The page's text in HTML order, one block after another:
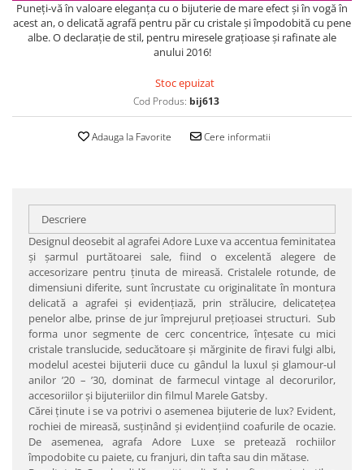
Puneţi-vă în valoare eleganţa cu o bijuterie de mare efect şi în vogă în
acest an, o delicată agrafă pentru păr cu cristale şi împodobită cu pene
albe. O declaraţie de stil, pentru miresele graţioase şi rafinate ale
anului 2016!
Stoc epuizat
Cod Produs: bij613
Adauga la Favorite Cere informatii
Descriere
Designul deosebit al agrafei Adore Luxe va accentua feminitatea
şi şarmul purtătoarei sale, fiind o excelentă alegere de
accesorizare pentru ţinuta de mireasă. Cristalele rotunde, de
dimensiuni diferite, sunt încrustate cu originalitate în montura
delicată a agrafei şi evidenţiază, prin strălucire, delicateţea
penelor albe, prinse de jur împrejurul preţioasei structuri. Sub
forma unor segmente de cerc concentrice, înţesate cu mici
cristale translucide, seducătoare şi mărginite de firavi fulgi albi,
modelul acestei bijuterii duce cu gândul la luxul şi glamour-ul
anilor ’20 – ’30, dominat de farmecul vintage al decorurilor,
accesoriilor şi bijuteriilor din filmul Marele Gatsby.
Cărei ţinute i se va potrivi o asemenea bijuterie de lux? Evident,
rochiei de mireasă, susţinând şi evidenţiind coafurile de ocazie.
De asemenea, agrafa Adore Luxe se pretează rochiilor
împodobite cu paiete, cu franjuri, din tafta sau din mătase.